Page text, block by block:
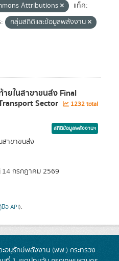
Attributions
แท็ค:
กลุ่มสถิติและข้อมูลพลังงาน
ยในสาขาขนส่ง Final
Sector
1232 total
สถิติข้อมูลพลังงานฯ
สาขาขนส่ง
14 กรกฎาคม 2569
มือ API).
นุรักษ์พลังงาน (พพ.) กระทรวง